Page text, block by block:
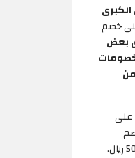
خصم
بعض
من
على